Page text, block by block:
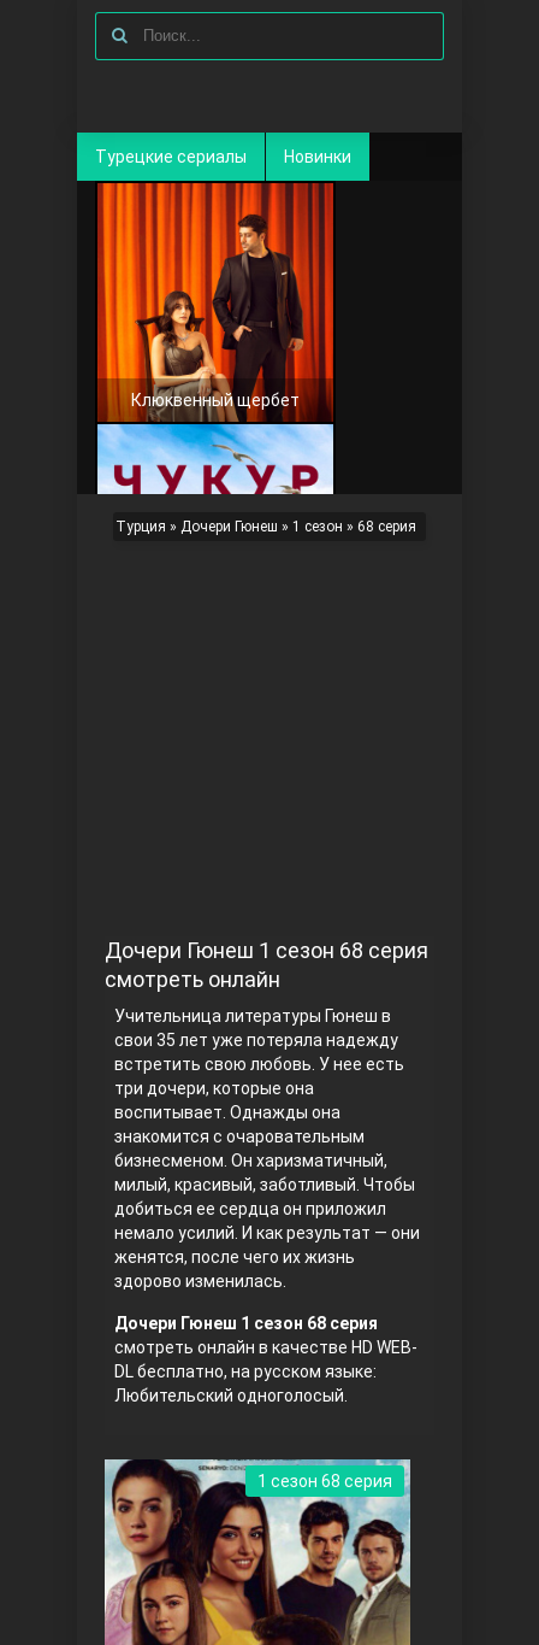
Турецкие сериалы Новинки
Клюквенный щербет
Правосyдие
Любовь напрокат
Воскресший Эртугрул
Турция » Дочери Гюнеш » 1 сезон » 68 серия
Дочери Гюнеш 1 сезон 68 серия
смотреть онлайн
Учительница литературы Гюнеш в
свои 35 лет уже потеряла надежду
встретить свою любовь. У нее есть
три дочери, которые она
воспитывает. Однажды она
знакомится с очаровательным
бизнесменом. Он харизматичный,
милый, красивый, заботливый. Чтобы
добиться ее сердца он приложил
немало усилий. И как результат — они
женятся, после чего их жизнь
здорово изменилась.
Дочери Гюнеш 1 сезон 68 серия
смотреть онлайн в качестве HD WEB-
DL бесплатно, на русском языке:
Любительский одноголосый.
1 сезон 68 серия